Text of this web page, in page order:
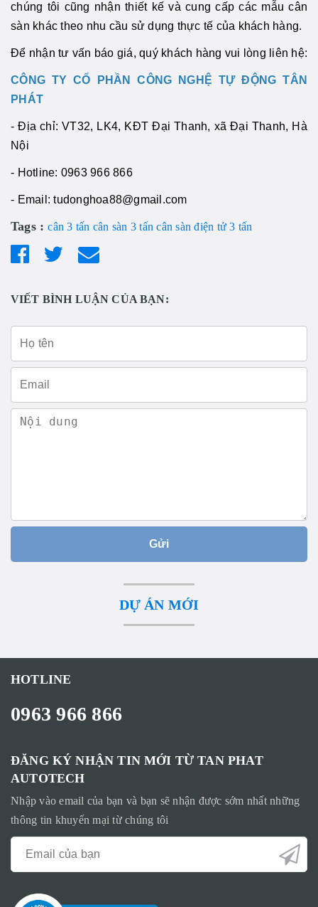
chúng tôi cũng nhận thiết kế và cung cấp các mẫu cân
sàn khác theo nhu cầu sử dụng thực tế của khách hàng.
Để nhận tư vấn báo giá, quý khách hàng vui lòng liên hệ:
CÔNG TY CỔ PHẦN CÔNG NGHỆ TỰ ĐỘNG TÂN
PHÁT
- Địa chỉ: VT32, LK4, KĐT Đại Thanh, xã Đại Thanh, Hà
Nội
- Hotline: 0963 966 866
- Email: tudonghoa88@gmail.com
Tags :cân 3 tấn cân sàn 3 tấn cân sàn điện tử 3 tấn
VIẾT BÌNH LUẬN CỦA BẠN:
Gửi
DỰ ÁN MỚI
HOTLINE
0963 966 866
ĐĂNG KÝ NHẬN TIN MỚI TỪ TAN PHAT
AUTOTECH
Nhập vào email của bạn và bạn sẽ nhận được sớm nhất những
thông tin khuyến mại từ chúng tôi